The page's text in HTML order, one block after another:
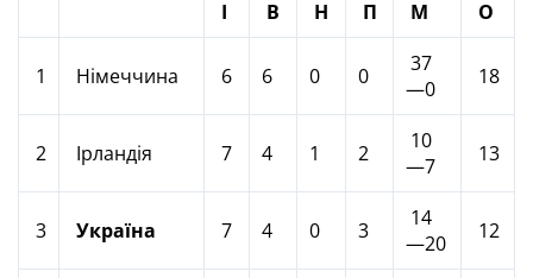
І В Н П М О
1 Німеччина 6 6 0 0
37
—0
18
2 Ірландія 7 4 1 2
10
—7
13
3 Україна 7 4 0 3
14
—20
12